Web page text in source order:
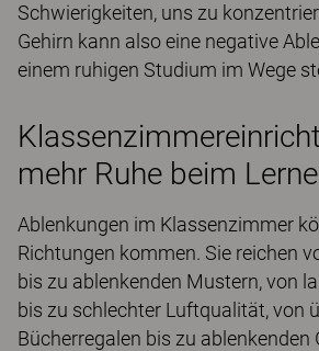
Schwierigkeiten, uns zu
Gehirn kann also eine negative
einem ruhigen Studium im Wege
mehr Ruhe beim
Ablenkungen im Klassenzimmer
Richtungen kommen. Sie reichen
bis zu ablenkenden Mustern, von
bis zu schlechter Luftqualität, von
Bücherregalen bis zu ablenkenden